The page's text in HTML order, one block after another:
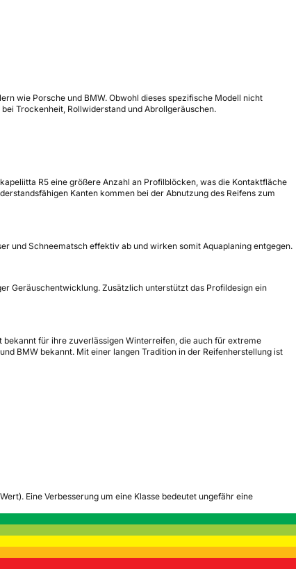
wie Porsche und BMW. Obwohl dieses spezifische Modell nicht
Trockenheit, Rollwiderstand und Abrollgeräuschen.
R5 eine größere Anzahl an Profilblöcken, was die Kontaktfläche
Kanten kommen bei der Abnutzung des Reifens zum
und Schneematsch effektiv ab und wirken somit Aquaplaning entgegen.
Geräuschentwicklung. Zusätzlich unterstützt das Profildesign ein
bekannt für ihre zuverlässigen Winterreifen, die auch für extreme
BMW bekannt. Mit einer langen Tradition in der Reifenherstellung ist
Eine Verbesserung um eine Klasse bedeutet ungefähr eine